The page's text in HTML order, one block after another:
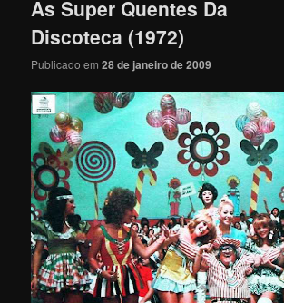
As Super Quentes Da
Discoteca (1972)
Publicado em28 de janeiro de 2009